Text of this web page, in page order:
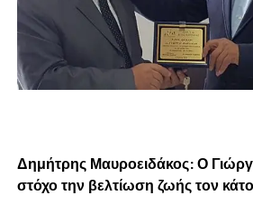
Δημήτρης Μαυροειδάκος: Ο
στόχο την βελτίωση ζωής τον